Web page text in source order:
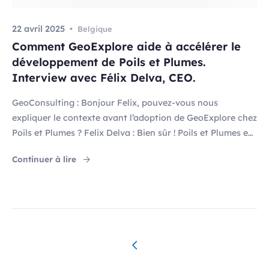
Comment GeoExplore aide à accélérer le
développement de Poils et Plumes.
Interview avec Félix Delva, CEO.
GeoConsulting : Bonjour Felix, pouvez-vous nous
expliquer le contexte avant l’adoption de GeoExplore chez
Poils et Plumes ? Felix Delva : Bien sûr ! Poils et Plumes est
croissance soutenue ces dernières années. Avant d’utiliser
Continuer à lire "Comment GeoExplore aide à accélérer le
22 avril 2025 Belgique